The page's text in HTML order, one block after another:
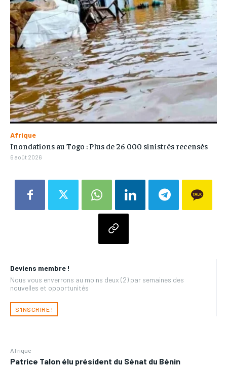
Deviens membre !
Nous vous enverrons au moins deux (2) par semaines des
nouvelles et opportunités
S'INSCRIRE !
Afrique
Patrice Talon élu président du Sénat du Bénin
Afrique
Inondations au Togo : Plus de 26 000 sinistrés recensés
6 août 2026